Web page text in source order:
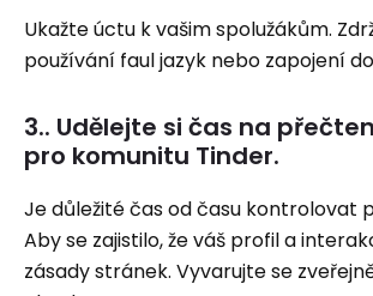
Ukažte úctu k vašim spolužákům.
používání faul jazyk nebo zapojení
3.. Udělejte si čas na
pro komunitu Tinder.
Je důležité čas od času kontrolovat
Aby se zajistilo, že váš profil a
zásady stránek. Vyvarujte se